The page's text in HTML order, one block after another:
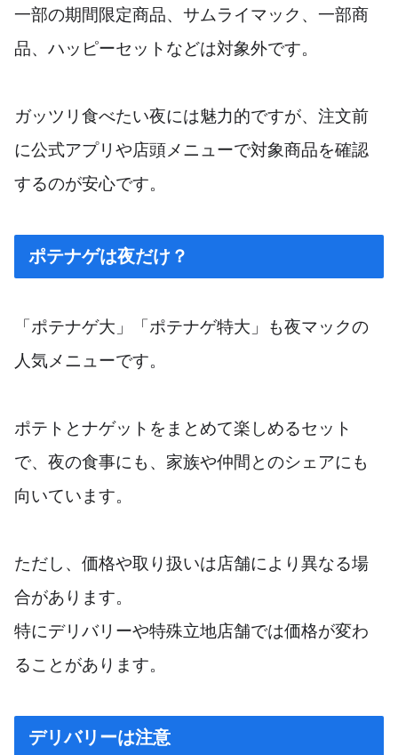
一部の期間限定商品、サムライマック、一部商
品、ハッピーセットなどは対象外です。
ガッツリ食べたい夜には魅力的ですが、注文前
に公式アプリや店頭メニューで対象商品を確認
するのが安心です。
ポテナゲは夜だけ？
「ポテナゲ大」「ポテナゲ特大」も夜マックの
人気メニューです。
ポテトとナゲットをまとめて楽しめるセット
で、夜の食事にも、家族や仲間とのシェアにも
向いています。
ただし、価格や取り扱いは店舗により異なる場
合があります。
特にデリバリーや特殊立地店舗では価格が変わ
ることがあります。
デリバリーは注意